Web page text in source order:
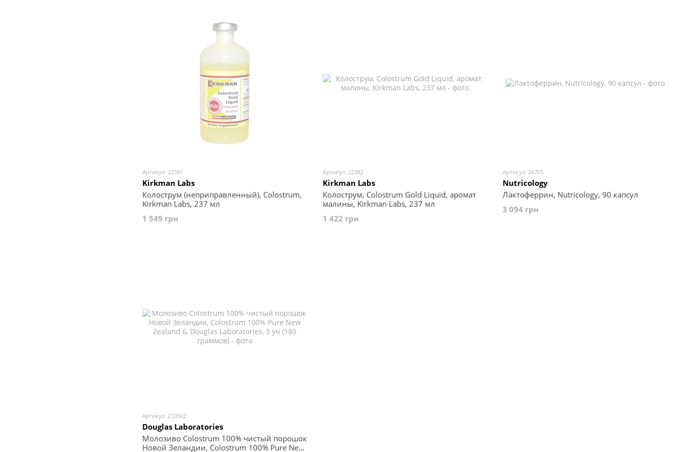
Артикул: 22381
Kirkman Labs
Колострум (неприправленный), Colostrum,
Kirkman Labs, 237 мл
1 549 грн
Артикул: 22382
Kirkman Labs
Колострум, Colostrum Gold Liquid, аромат
малины, Kirkman Labs, 237 мл
1 422 грн
Артикул: 26705
Nutricology
Лактоферрин, Nutricology, 90 капсул
3 094 грн
Артикул: Z10562
Douglas Laboratories
Молозиво Colostrum 100% чистый порошок
Новой Зеландии, Colostrum 100% Pure New